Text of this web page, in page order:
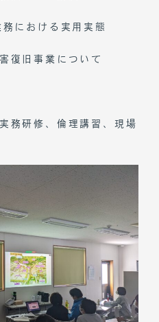
における実用実態
復旧事業について
務研修、倫理講習、現場